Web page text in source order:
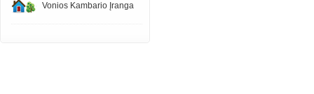
Vonios Kambario Įranga